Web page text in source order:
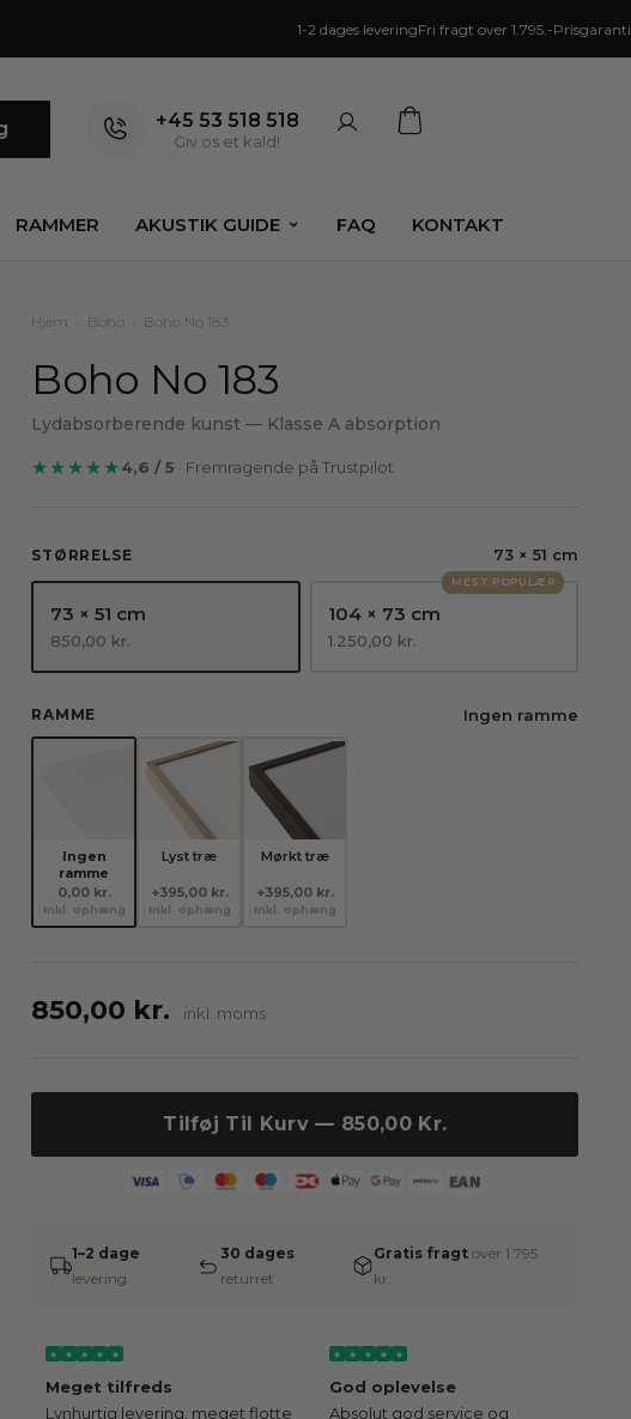
1-2 dages leveringFri fragt over 1.795.-Prisgaranti
+45 53 518 518
Giv os et kald!
RAMMER AKUSTIK GUIDE FAQ KONTAKT
Hjem Boho Boho No 183
Boho No 183
Lydabsorberende kunst — Klasse A absorption
★★★★★4,6 / 5 · Fremragende på Trustpilot
STØRRELSE 73 × 51 cm
73 × 51 cm
850,00 kr.
104 × 73 cm
1.250,00 kr.
MEST POPULÆR
RAMME Ingen ramme
Ingen
ramme
0,00 kr.
Inkl. ophæng
Lyst træ
+395,00 kr.
Inkl. ophæng
Mørkt træ
+395,00 kr.
Inkl. ophæng
850,00 kr. inkl. moms
Tilføj Til Kurv — 850,00 Kr.
1–2 dage
levering
30 dages
returret
Gratis fragt over 1.795
kr.
★ ★ ★ ★ ★
Meget tilfreds
Lynhurtig levering, meget flotte
★ ★ ★ ★ ★
God oplevelse
Absolut god service og